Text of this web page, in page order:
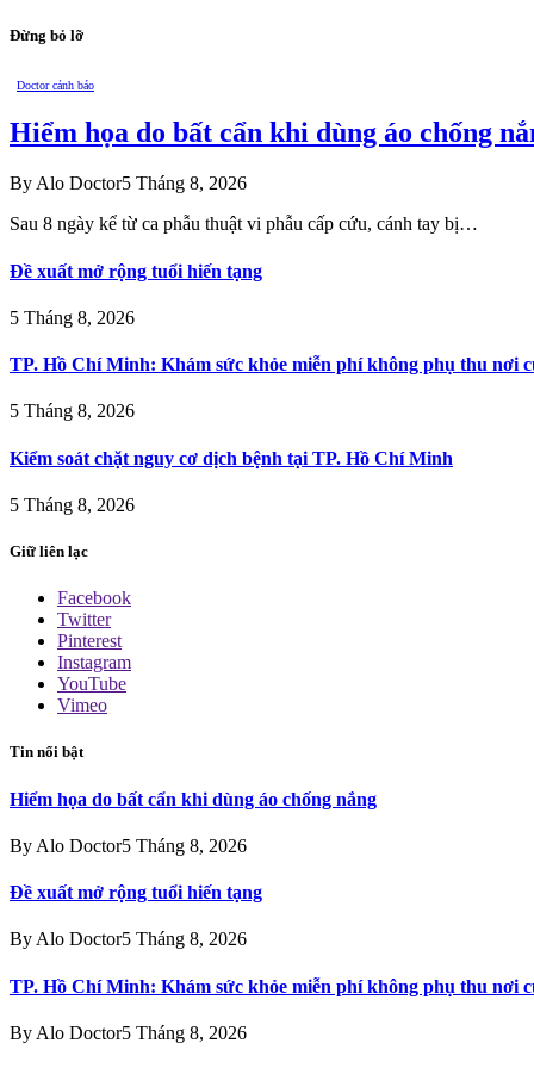
Đừng bỏ lỡ
Doctor cảnh báo
Hiểm họa do bất cẩn khi dùng áo chống
By Alo Doctor5 Tháng 8, 2026
Sau 8 ngày kể từ ca phẫu thuật vi phẫu cấp cứu, cánh tay bị…
Đề xuất mở rộng tuổi hiến tạng
5 Tháng 8, 2026
TP. Hồ Chí Minh: Khám sức khỏe miễn phí không phụ thu nơi
5 Tháng 8, 2026
Kiểm soát chặt nguy cơ dịch bệnh tại TP. Hồ Chí Minh
5 Tháng 8, 2026
Giữ liên lạc
Facebook
Twitter
Pinterest
Instagram
YouTube
Vimeo
Tin nổi bật
Hiểm họa do bất cẩn khi dùng áo chống nắng
By Alo Doctor5 Tháng 8, 2026
Đề xuất mở rộng tuổi hiến tạng
ByAlo Doctor5 Tháng 8, 2026
TP. Hồ Chí Minh: Khám sức khỏe miễn phí không phụ thu nơi
By Alo Doctor5 Tháng 8, 2026